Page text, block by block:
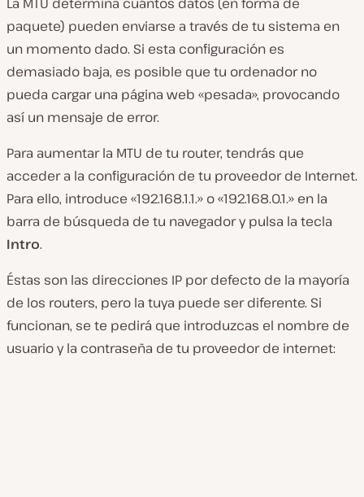
paquete) pueden enviarse a través de tu sistema en
un momento dado. Si esta configuración es
demasiado baja, es posible que tu ordenador no
pueda cargar una página web «pesada», provocando
así un mensaje de error.
Para aumentar la MTU de tu router, tendrás que
acceder a la configuración de tu proveedor de Internet.
Para ello, introduce «192.168.1.1.» o «192.168.0.1.» en la
barra de búsqueda de tu navegador y pulsa la tecla
Intro.
Éstas son las direcciones IP por defecto de la mayoría
de los routers, pero la tuya puede ser diferente. Si
funcionan, se te pedirá que introduzcas el nombre de
usuario y la contraseña de tu proveedor de internet: